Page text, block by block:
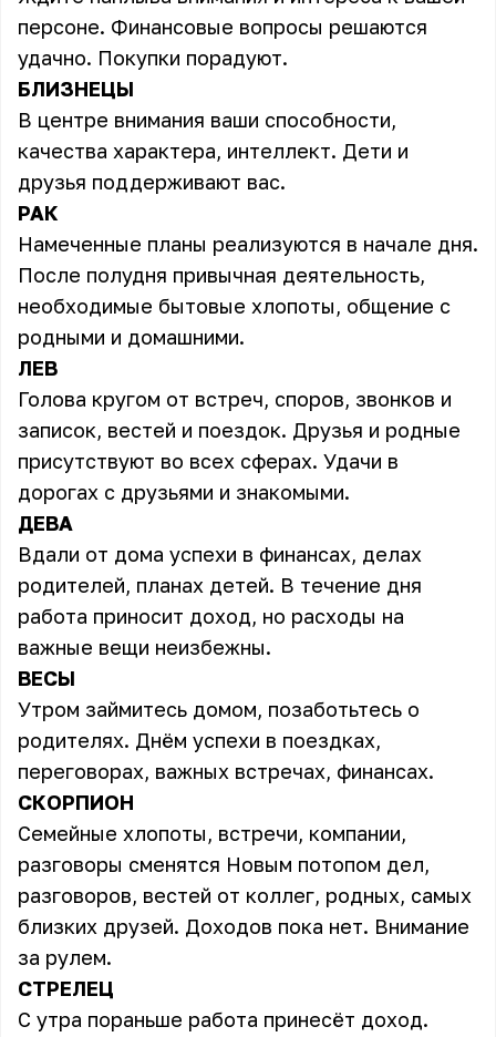
персоне. Финансовые вопросы решаются
удачно. Покупки порадуют.
БЛИЗНЕЦЫ
В центре внимания ваши способности,
качества характера, интеллект. Дети и
друзья поддерживают вас.
РАК
Намеченные планы реализуются в начале дня.
После полудня привычная деятельность,
необходимые бытовые хлопоты, общение с
родными и домашними.
ЛЕВ
Голова кругом от встреч, споров, звонков и
записок, вестей и поездок. Друзья и родные
присутствуют во всех сферах. Удачи в
дорогах с друзьями и знакомыми.
ДЕВА
Вдали от дома успехи в финансах, делах
родителей, планах детей. В течение дня
работа приносит доход, но расходы на
важные вещи неизбежны.
ВЕСЫ
Утром займитесь домом, позаботьтесь о
родителях. Днём успехи в поездках,
переговорах, важных встречах, финансах.
СКОРПИОН
Семейные хлопоты, встречи, компании,
разговоры сменятся Новым потопом дел,
разговоров, вестей от коллег, родных, самых
близких друзей. Доходов пока нет. Внимание
за рулем.
СТРЕЛЕЦ
С утра пораньше работа принесёт доход.